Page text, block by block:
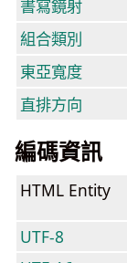
書寫鏡射
組合類別
東亞寬度
直排方向
編碼資訊
HTML Entity
UTF-8